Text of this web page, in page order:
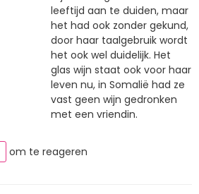
leeftijd aan te duiden, maar
het had ook zonder gekund,
door haar taalgebruik wordt
het ook wel duidelijk. Het
glas wijn staat ook voor haar
leven nu, in Somalië had ze
vast geen wijn gedronken
met een vriendin.
om te reageren